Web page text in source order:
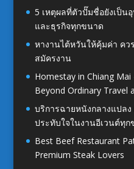
5 เหตุผลที่ตัวปั๊มชื่อยังเป็
และธุรกิจทุกขนาด
หางานไต้หวันให้คุ้มค่า ค
สมัครงาน
Homestay in Chiang Mai
Beyond Ordinary Travel
บริการฉายหนังกลางแปล
ประทับใจในงานอีเวนต์ทุ
Best Beef Restaurant
Premium Steak Lovers